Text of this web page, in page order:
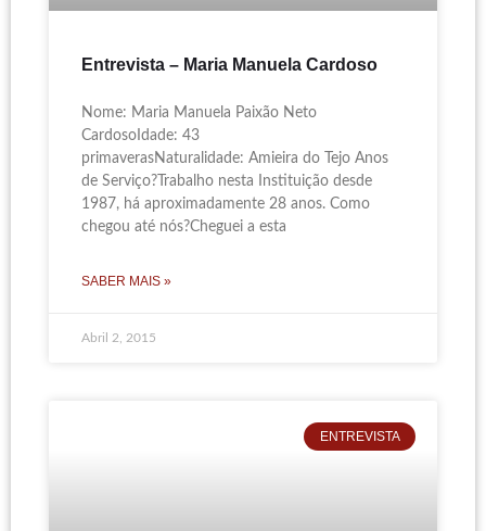
Entrevista – Maria Manuela Cardoso
Nome: Maria Manuela Paixão Neto
CardosoIdade: 43
primaverasNaturalidade: Amieira do Tejo Anos
de Serviço?Trabalho nesta Instituição desde
1987, há aproximadamente 28 anos. Como
chegou até nós?Cheguei a esta
SABER MAIS »
Abril 2, 2015
ENTREVISTA